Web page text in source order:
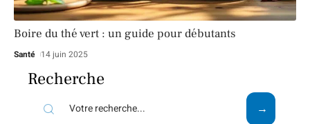
Boire du thé vert : un guide pour débutants
Santé 14 juin 2025
Recherche